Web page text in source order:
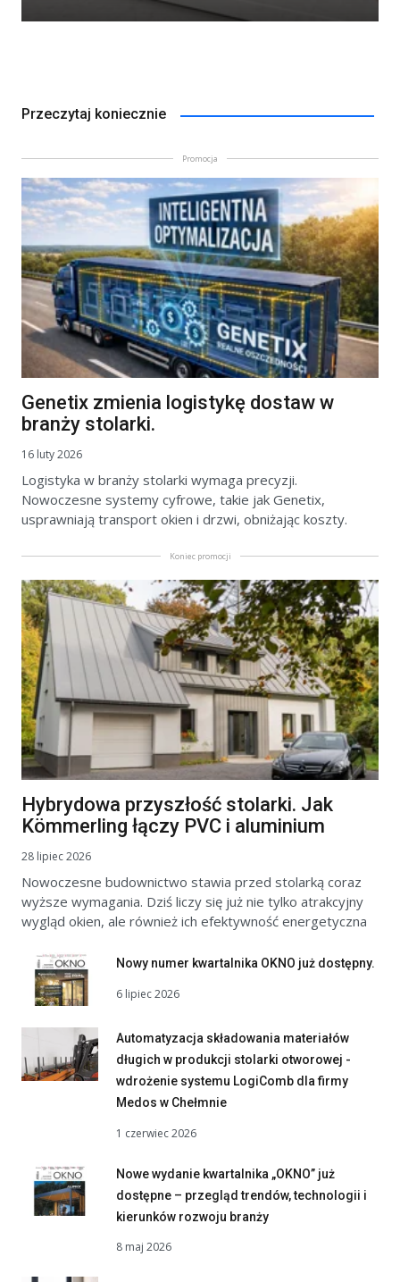
Przeczytaj koniecznie
Promocja
Genetix zmienia logistykę dostaw w
branży stolarki.
16 luty 2026
Logistyka w branży stolarki wymaga precyzji.
Nowoczesne systemy cyfrowe, takie jak Genetix,
usprawniają transport okien i drzwi, obniżając koszty.
Koniec promocji
Hybrydowa przyszłość stolarki. Jak
Kömmerling łączy PVC i aluminium
28 lipiec 2026
Nowoczesne budownictwo stawia przed stolarką coraz
wyższe wymagania. Dziś liczy się już nie tylko atrakcyjny
wygląd okien, ale również ich efektywność energetyczna
Nowy numer kwartalnika OKNO już dostępny.
6 lipiec 2026
Automatyzacja składowania materiałów
długich w produkcji stolarki otworowej -
wdrożenie systemu LogiComb dla firmy
Medos w Chełmnie
1 czerwiec 2026
Nowe wydanie kwartalnika „OKNO” już
dostępne – przegląd trendów, technologii i
kierunków rozwoju branży
8 maj 2026